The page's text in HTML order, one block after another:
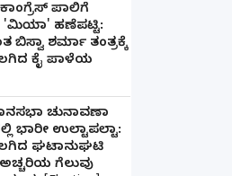
ಕಾಂಗ್ರೆಸ್ ಪಾಲಿಗೆ
'ಮಿಯಾ' ಹಣೆಪಟ್ಟಿ:
ಶರ್ಮಾ ತಂತ್ರಕ್ಕೆ
ಕೈ ಪಾಳೆಯ
ಚುನಾವಣಾ
ಭಾರೀ ಉಲ್ಟಾಪಲ್ಟಾ:
ಘಟಾನುಘಟಿ
ಗೆಲುವು